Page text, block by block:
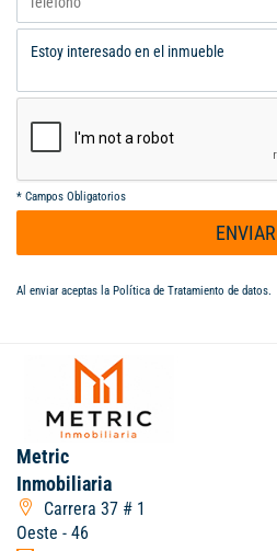
* Campos Obligatorios
ENVIAR
Al enviar aceptas la Política de Tratamiento de datos.
Metric
Inmobiliaria
Carrera 37 # 1
Oeste - 46